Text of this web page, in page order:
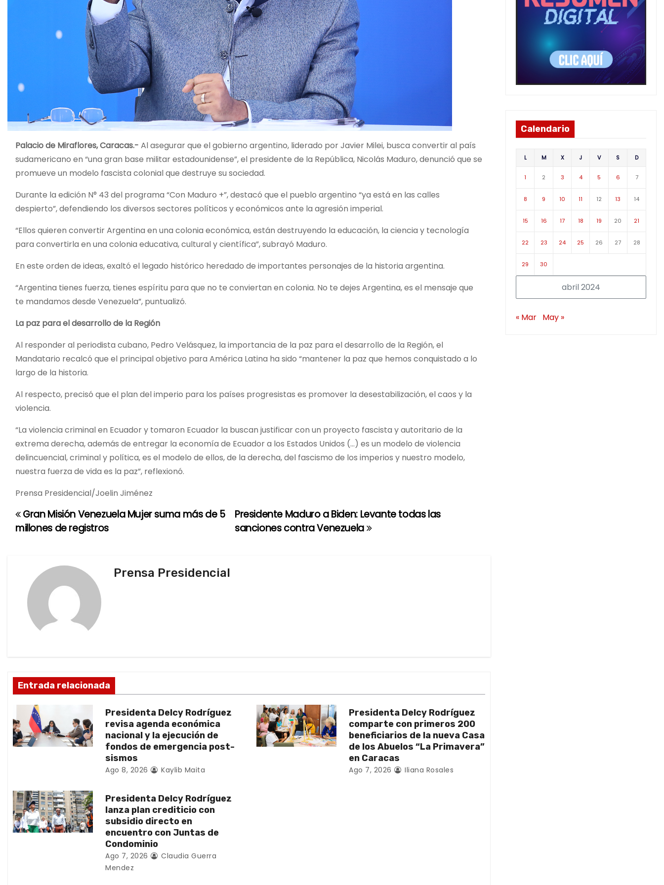
Palacio de Miraflores, Caracas.- Al asegurar que el gobierno argentino, liderado por Javier Milei, busca convertir al país
sudamericano en “una gran base militar estadounidense”, el presidente de la República, Nicolás Maduro, denunció que se
promueve un modelo fascista colonial que destruye su sociedad.
Durante la edición N° 43 del programa “Con Maduro +”, destacó que el pueblo argentino “ya está en las calles
despierto”, defendiendo los diversos sectores políticos y económicos ante la agresión imperial.
“Ellos quieren convertir Argentina en una colonia económica, están destruyendo la educación, la ciencia y tecnología
para convertirla en una colonia educativa, cultural y científica”, subrayó Maduro.
En este orden de ideas, exaltó el legado histórico heredado de importantes personajes de la historia argentina.
“Argentina tienes fuerza, tienes espíritu para que no te conviertan en colonia. No te dejes Argentina, es el mensaje que
te mandamos desde Venezuela”, puntualizó.
La paz para el desarrollo de la Región
Al responder al periodista cubano, Pedro Velásquez, la importancia de la paz para el desarrollo de la Región, el
Mandatario recalcó que el principal objetivo para América Latina ha sido “mantener la paz que hemos conquistado a lo
largo de la historia.
Al respecto, precisó que el plan del imperio para los países progresistas es promover la desestabilización, el caos y la
violencia.
“La violencia criminal en Ecuador y tomaron Ecuador la buscan justificar con un proyecto fascista y autoritario de la
extrema derecha, además de entregar la economía de Ecuador a los Estados Unidos (…) es un modelo de violencia
delincuencial, criminal y política, es el modelo de ellos, de la derecha, del fascismo de los imperios y nuestro modelo,
nuestra fuerza de vida es la paz”, reflexionó.
Prensa Presidencial/Joelin Jiménez
N
ó
n
d
e
n
t
r
Presidente Maduro a Biden: Levante todas las
sanciones contra Venezuela
Gran Misión Venezuela Mujer suma más de 5
millones de registros
Prensa Presidencial
Entrada relacionada
Presidenta Delcy Rodríguez
revisa agenda económica
nacional y la ejecución de
fondos de emergencia post-
sismos
Ago 8, 2026 Kaylib Maita
Presidenta Delcy Rodríguez
comparte con primeros 200
beneficiarios de la nueva Casa
de los Abuelos “La Primavera”
en Caracas
Ago 7, 2026 Iliana Rosales
Presidenta Delcy Rodríguez
lanza plan crediticio con
subsidio directo en
encuentro con Juntas de
Condominio
Ago 7, 2026
Claudia Guerra
Mendez
Calendario
abril 2024
L M X J V S D
1 2 3 4 5 6 7
8 9 10 11 12 13 14
15 16 17 18 19 20 21
22 23 24 25 26 27 28
29 30
« Mar May »